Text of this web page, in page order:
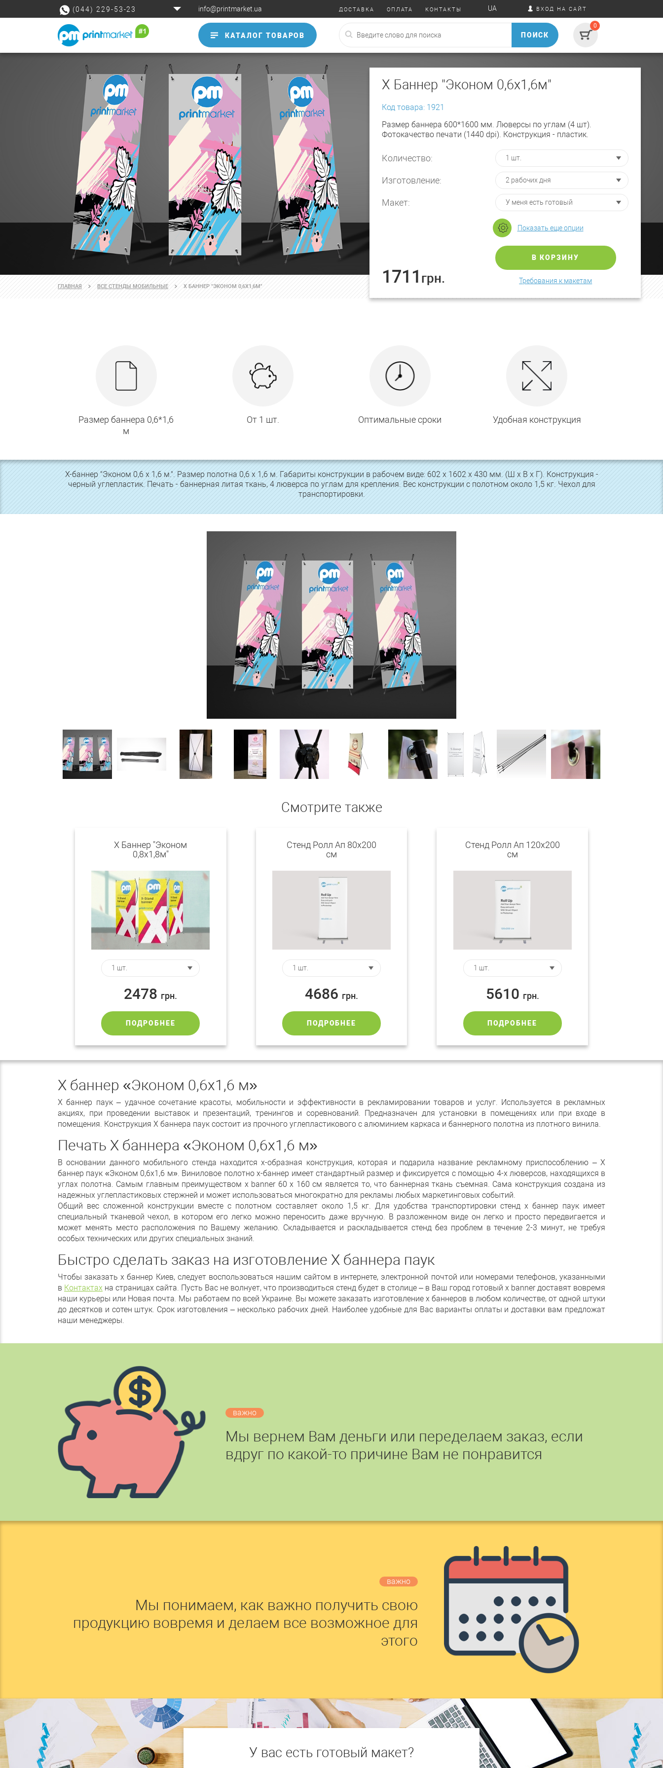
(044) 229-53-23 info@printmarket.ua ДОСТАВКА ОПЛАТА КОНТАКТЫ UA ВХОД НА САЙТ
КАТАЛОГ ТОВАРОВ ПОИСК
0
Х Баннер "Эконом 0,6х1,6м"
Код товара: 1921
Размер баннера 600*1600 мм. Люверсы по углам (4 шт).
Фотокачество печати (1440 dpi). Конструкция - пластик.
Количество:
Изготовление:
Макет:
Показать еще опции
1711 грн.
В КОРЗИНУ
Требования к макетам
ГЛАВНАЯ ВСЕ СТЕНДЫ МОБИЛЬНЫЕ Х БАННЕР "ЭКОНОМ 0,6Х1,6М"
Размер баннера 0,6*1,6
м
От 1 шт. Оптимальные сроки Удобная конструкция
Х-баннер "Эконом 0,6 х 1,6 м.". Размер полотна 0,6 х 1,6 м. Габариты конструкции в рабочем виде: 602 х 1602 х 430 мм. (Ш х В х Г). Конструкция -
черный углепластик. Печать - баннерная литая ткань, 4 люверса по углам для крепления. Вес конструкции с полотном около 1,5 кг. Чехол для
транспортировки.
Смотрите также
X Баннер "Эконом
0,8х1,8м"
2478 грн.
ПОДРОБНЕЕ
Стенд Ролл Ап 80х200
см
4686 грн.
ПОДРОБНЕЕ
Стенд Ролл Ап 120х200
см
5610 грн.
ПОДРОБНЕЕ
Х баннер «Эконом 0,6х1,6 м»
Х баннер паук – удачное сочетание красоты, мобильности и эффективности в рекламировании товаров и услуг. Используется в рекламных
акциях, при проведении выставок и презентаций, тренингов и соревнований. Предназначен для установки в помещениях или при входе в
помещения. Конструкция Х баннера паук состоит из прочного углепластикового с алюминием каркаса и баннерного полотна из плотного винила.
Печать Х баннера «Эконом 0,6х1,6 м»
В основании данного мобильного стенда находится х-образная конструкция, которая и подарила название рекламному приспособлению – Х
баннер паук «Эконом 0,6х1,6 м». Виниловое полотно x-баннер имеет стандартный размер и фиксируется с помощью 4-х люверсов, находящихся в
углах полотна. Самым главным преимуществом x banner 60 x 160 см является то, что баннерная ткань съемная. Сама конструкция создана из
надежных углепластиковых стержней и может использоваться многократно для рекламы любых маркетинговых событий.
Общий вес сложенной конструкции вместе с полотном составляет около 1,5 кг. Для удобства транспортировки стенд х баннер паук имеет
специальный тканевой чехол, в котором его легко можно переносить даже вручную. В разложенном виде он легко и просто передвигается и
может менять место расположения по Вашему желанию. Складывается и раскладывается стенд без проблем в течение 2-3 минут, не требуя
особых технических или других специальных знаний.
Быстро сделать заказ на изготовление Х баннера паук
Чтобы заказать х баннер Киев, следует воспользоваться нашим сайтом в интернете, электронной почтой или номерами телефонов, указанными
в Контактах на страницах сайта. Пусть Вас не волнует, что производиться стенд будет в столице – в Ваш город готовый x banner доставят вовремя
наши курьеры или Новая почта. Мы работаем по всей Украине. Вы можете заказать изготовление х баннеров в любом количестве, от одной штуки
до десятков и сотен штук. Срок изготовления – несколько рабочих дней. Наиболее удобные для Вас варианты оплаты и доставки вам предложат
наши менеджеры.
важно
Мы вернем Вам деньги или переделаем заказ, если
вдруг по какой-то причине Вам не понравится
важно
Мы понимаем, как важно получить свою
продукцию вовремя и делаем все возможное для
этого
У вас есть готовый макет?